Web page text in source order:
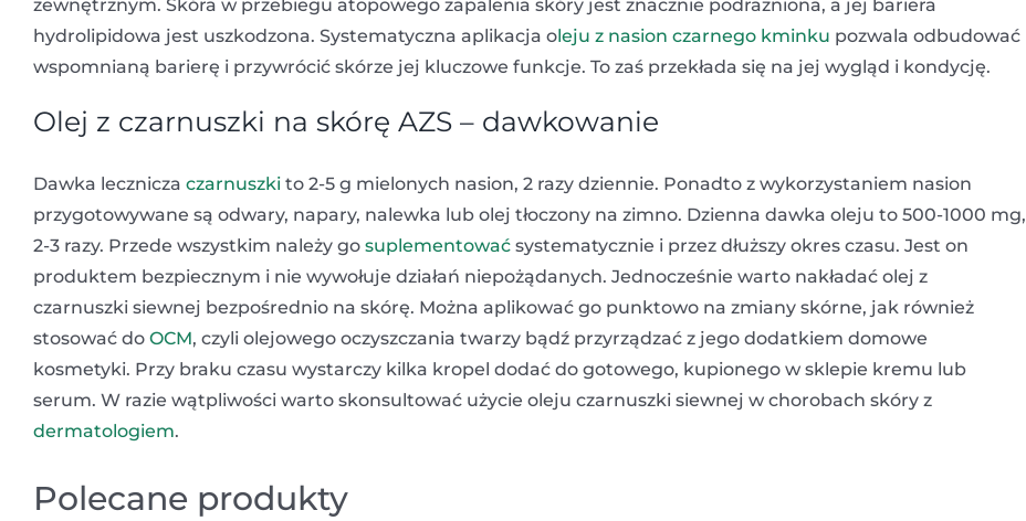
zewnętrznym. Skóra w przebiegu atopowego zapalenia skóry jest znacznie podrażniona, a jej bariera
hydrolipidowa jest uszkodzona. Systematyczna aplikacja oleju z nasion czarnego kminku pozwala odbudować
wspomnianą barierę i przywrócić skórze jej kluczowe funkcje. To zaś przekłada się na jej wygląd i kondycję.
Olej z czarnuszki na skórę AZS – dawkowanie
Dawka lecznicza czarnuszki to 2-5 g mielonych nasion, 2 razy dziennie. Ponadto z wykorzystaniem nasion
przygotowywane są odwary, napary, nalewka lub olej tłoczony na zimno. Dzienna dawka oleju to 500-1000 mg,
2-3 razy. Przede wszystkim należy go suplementować systematycznie i przez dłuższy okres czasu. Jest on
produktem bezpiecznym i nie wywołuje działań niepożądanych. Jednocześnie warto nakładać olej z
czarnuszki siewnej bezpośrednio na skórę. Można aplikować go punktowo na zmiany skórne, jak również
stosować do OCM, czyli olejowego oczyszczania twarzy bądź przyrządzać z jego dodatkiem domowe
kosmetyki. Przy braku czasu wystarczy kilka kropel dodać do gotowego, kupionego w sklepie kremu lub
serum. W razie wątpliwości warto skonsultować użycie oleju czarnuszki siewnej w chorobach skóry z
dermatologiem.
Polecane produkty